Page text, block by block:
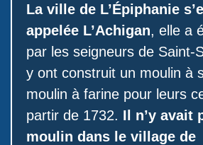
La ville de L’Épiphanie
appelée L’Achigan, elle a
par les seigneurs de Saint-
y ont construit un moulin à
moulin à farine pour leurs
partir de 1732. Il n’y avait
moulin dans le village de